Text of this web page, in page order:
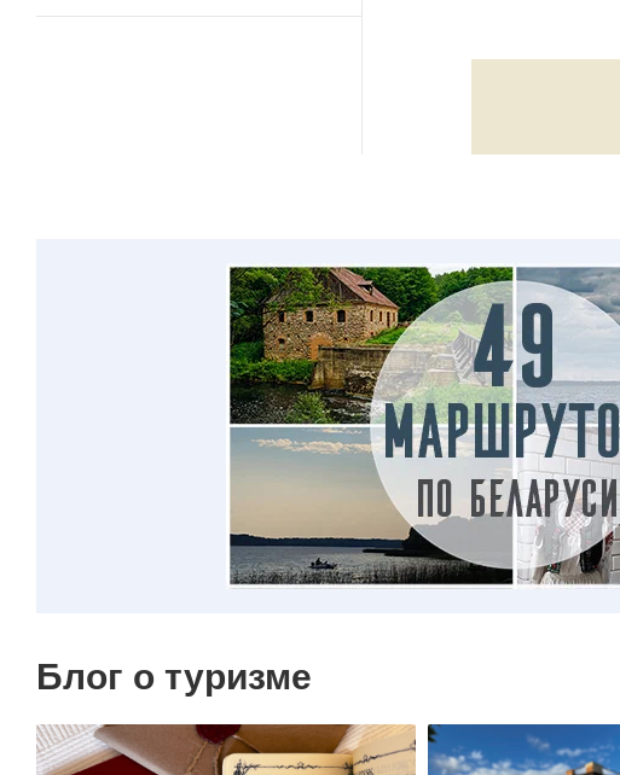
спасти удалось
Возвращение
Яна
возвращена на
Костелы
почувствуйте
Дата
Блог о туризме